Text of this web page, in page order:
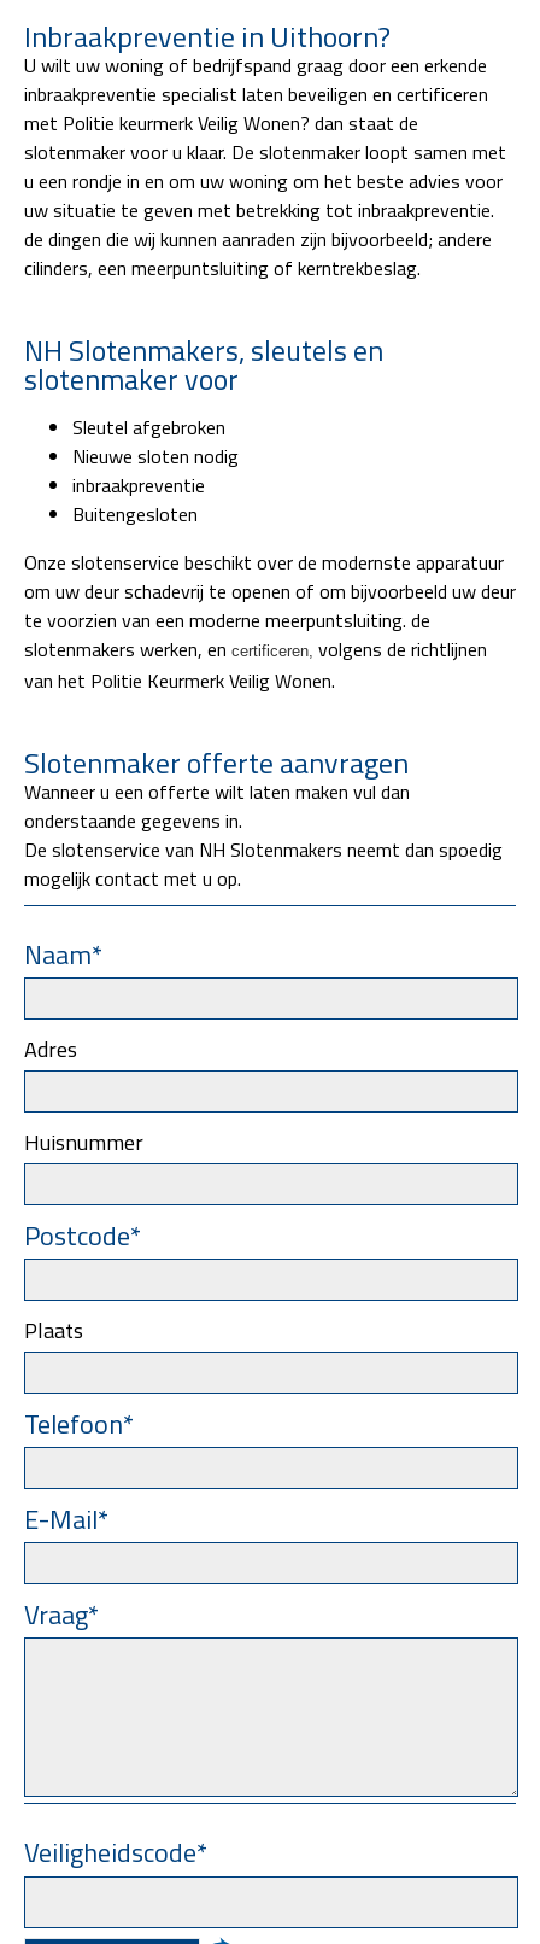
Inbraakpreventie in Uithoorn?
U wilt uw woning of bedrijfspand graag door een erkende
inbraakpreventie specialist laten beveiligen en certificeren
met Politie keurmerk Veilig Wonen? dan staat de
slotenmaker voor u klaar. De slotenmaker loopt samen met
u een rondje in en om uw woning om het beste advies voor
uw situatie te geven met betrekking tot inbraakpreventie.
de dingen die wij kunnen aanraden zijn bijvoorbeeld; andere
cilinders, een meerpuntsluiting of kerntrekbeslag.
NH Slotenmakers, sleutels en
slotenmaker voor
Sleutel afgebroken
Nieuwe sloten nodig
inbraakpreventie
Buitengesloten
Onze slotenservice beschikt over de modernste apparatuur
om uw deur schadevrij te openen of om bijvoorbeeld uw deur
te voorzien van een moderne meerpuntsluiting. de
slotenmakers werken, en certificeren, volgens de richtlijnen
van het Politie Keurmerk Veilig Wonen.
Slotenmaker offerte aanvragen
Wanneer u een offerte wilt laten maken vul dan
onderstaande gegevens in.
De slotenservice van NH Slotenmakers neemt dan spoedig
mogelijk contact met u op.
Naam*
Adres
Huisnummer
Postcode*
Plaats
Telefoon*
E-Mail*
Vraag*
Veiligheidscode*